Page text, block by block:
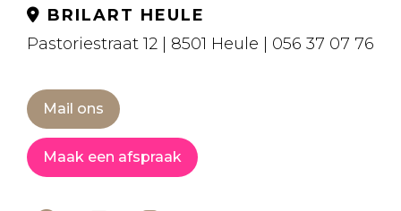
BRILART HEULE
Pastoriestraat 12 | 8501 Heule | 056 37 07 76
Mail ons
Maak een afspraak